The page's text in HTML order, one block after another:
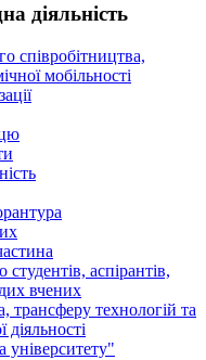
діяльність
співробітництва,
мобільності
аспірантів,
вчених
трансферу технологій та